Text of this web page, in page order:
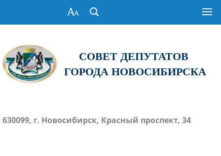
СОВЕТ ДЕПУТАТОВ
ГОРОДА НОВОСИБИРСКА
630099, г. Новосибирск, Красный проспект, 34